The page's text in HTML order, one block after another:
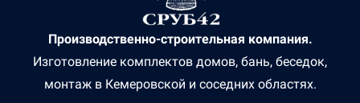
Производственно-строительная компания.
Изготовление комплектов домов, бань, беседок,
монтаж в Кемеровской и соседних областях.